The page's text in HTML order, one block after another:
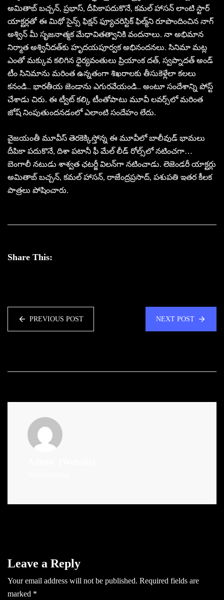
అమితాబ్‌ బచ్చన్‌, ప్రభాస్‌, దీపికాపదుకొనే, కమల్‌ హాసన్‌ లాంటి స్టార్
యాక్టర్లతో ఈ మిథో సైన్స్ ఫిక్షన్ ఫ్యూచరిస్టిక్ ఫిల్మ్‌ని రూపొందించిన నాగ్‌
అశ్విన్‌ మీ సృజనాత్మక మేధావితత్వానికి వందనాలు. నా అభిమాన
నిర్మాత అశ్వినీదత్‌కు హృదయపూర్వక అభినందనలు. సినిమా మట్ల
ఎంతో మక్కువ కలిగిన ధైర్యవంతులు ప్రియాంక దత్‌, స్వప్నాదత్‌ అండ్‌
టీం సినిమాను మరింత ఉన్నతంగా శిఖరాలకు తీసుకెళ్లేలా కలలు
కనండి.. భారతీయ జెండాను ఎగురవేయండి.. అంటూ సందేశాన్ని పోస్ట్
చేశాడు చిరు. ఈ ట్వీట్‌ కల్కి టీంతోపాటు మూవీ లవర్స్‌లో మరింత
జోష్‌ నింపుతుందనడంలో ఎలాంటి సందేహం లేదు.
వైజయంతీ మూవీస్‌ తెరకెక్కిస్తోన్న ఈ మూవీలో బాలీవుడ్ భామలు
దీపికా పదుకొనే, దిశా పటానీ ఫీ మేల్ లీడ్ రోల్స్‌లో నటించగా…
బెంగాలీ నటుడు శాశ్వత ఛటర్జీ విలన్‌గా నటించాడు. లెజెండరీ యాక్టర్లు
అమితాబ్‌ బచ్చన్‌, కమల్‌ హాసన్‌, రాజేంద్రప్రసాద్‌, పశుపతి ఇతర కీలక
పాత్రలు పోషించారు.
Share This:
PREVIOUS POST NEXT POST
Leave a Reply
Your email address will not be published. Required fields are
marked *